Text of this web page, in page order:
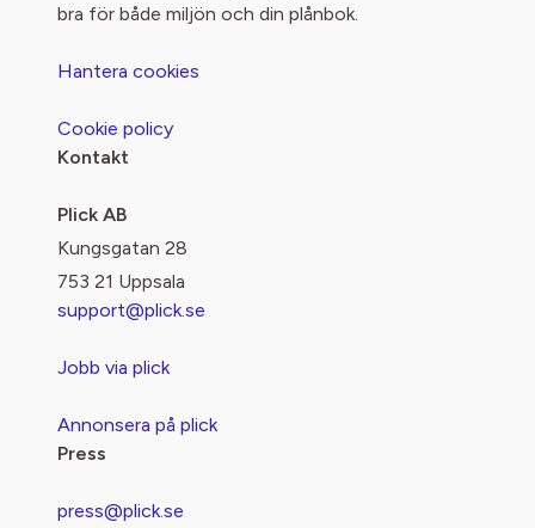
bra för både miljön och din plånbok.
Hantera cookies
Cookie policy
Kontakt
Plick AB
Kungsgatan 28
753 21 Uppsala
support@plick.se
Jobb via plick
Annonsera på plick
Press
press@plick.se